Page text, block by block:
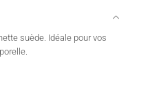
suède. Idéale pour vos